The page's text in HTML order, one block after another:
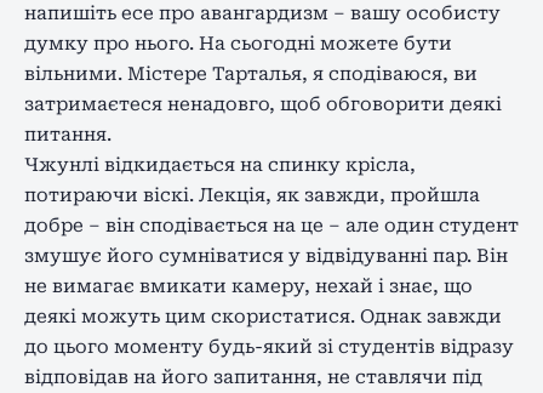
напишіть есе про авангардизм – вашу особисту
думку про нього. На сьогодні можете бути
вільними. Містере Тарталья, я сподіваюся, ви
затримаєтеся ненадовго, щоб обговорити деякі
питання.
Чжунлі відкидається на спинку крісла,
потираючи віскі. Лекція, як завжди, пройшла
добре – він сподівається на це – але один студент
змушує його сумніватися у відвідуванні пар. Він
не вимагає вмикати камеру, нехай і знає, що
деякі можуть цим скористатися. Однак завжди
до цього моменту будь-який зі студентів відразу
відповідав на його запитання, не ставлячи під